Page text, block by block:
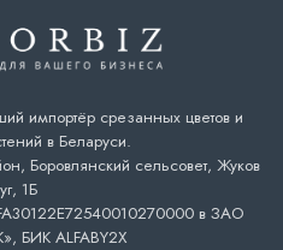
импортёр срезанных цветов и
в Беларуси.
Боровлянский сельсовет, Жуков
1Б
в ЗАО
БИК ALFABY2X